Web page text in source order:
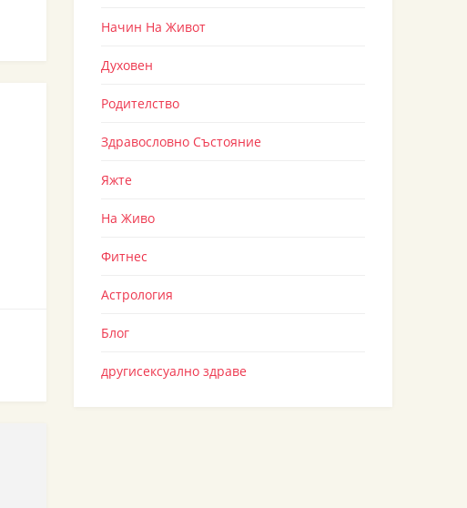
Начин На Живот
Духовен
Родителство
Здравословно Състояние
Яжте
На Живо
Фитнес
Астрология
Блог
другисексуално здраве